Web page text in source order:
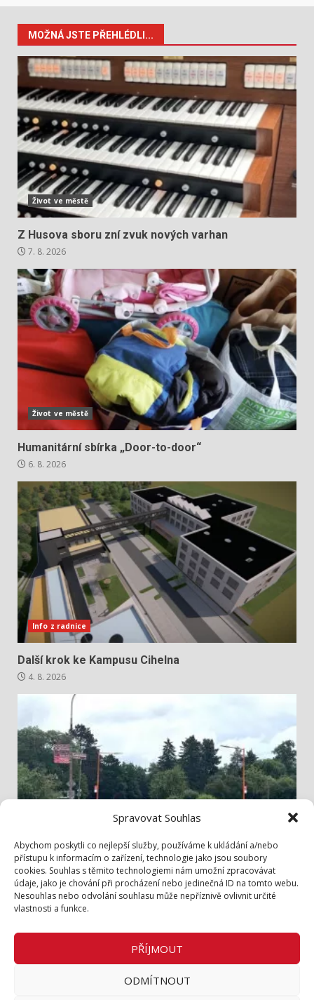
Spravovat Souhlas
Abychom poskytli co nejlepší služby, používáme k ukládání a/nebo
přístupu k informacím o zařízení, technologie jako jsou soubory
cookies. Souhlas s těmito technologiemi nám umožní zpracovávat
údaje, jako je chování při procházení nebo jedinečná ID na tomto webu.
Nesouhlas nebo odvolání souhlasu může nepříznivě ovlivnit určité
vlastnosti a funkce.
PŘÍJMOUT
ODMÍTNOUT
MOŽNÁ JSTE PŘEHLÉDLI...
Život ve městě
Z Husova sboru zní zvuk nových varhan
7. 8. 2026
Život ve městě
Humanitární sbírka „Door-to-door“
6. 8. 2026
Info z radnice
Další krok ke Kampusu Cihelna
4. 8. 2026
Bezpečněji přes Lidickou
3. 8. 2026
Zásady cookies (EU)
Zásady ochrany osobních údajů
Inzerce v tištěném periodiku